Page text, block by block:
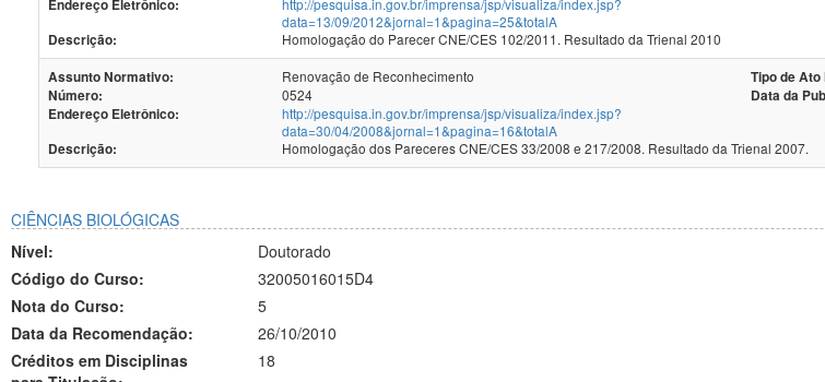
Endereço Eletrônico:
http://pesquisa.in.gov.br/imprensa/jsp/visualiza/index.jsp?
data=13/09/2012&jornal=1&pagina=25&totalA
Descrição:
Homologação do Parecer CNE/CES 102/2011. Resultado da Trienal 2010
Assunto Normativo: Renovação de Reconhecimento Tipo de
Número:
0524 Data da
Endereço Eletrônico:
http://pesquisa.in.gov.br/imprensa/jsp/visualiza/index.jsp?
data=30/04/2008&jornal=1&pagina=16&totalA
Descrição:
Homologação dos Pareceres CNE/CES 33/2008 e 217/2008. Resultado da Trienal 2007.
CIÊNCIAS BIOLÓGICAS
Nível:
Doutorado
Código do Curso:
32005016015D4
Nota do Curso:
5
Data da Recomendação:
26/10/2010
Créditos em Disciplinas
18